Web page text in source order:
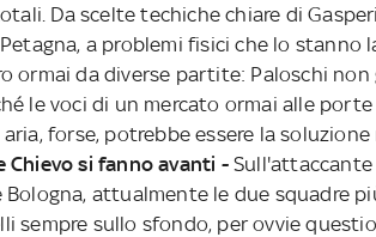
Da scelte techiche chiare di
a problemi fisici che lo stanno
ormai da diverse partite: Paloschi
le voci di un mercato ormai alle
aria, forse, potrebbe essere la
Chievo si fanno avanti -Sull'attaccante
Bologna, attualmente le due squadre
sempre sullo sfondo, per ovvie